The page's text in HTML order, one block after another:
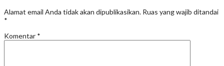
Alamat email Anda tidak akan dipublikasikan. Ruas yang wajib ditandai
*
Komentar *